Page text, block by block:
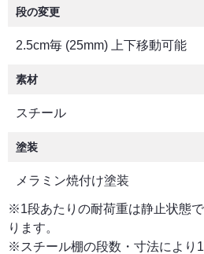
段の変更
2.5cm毎 (25mm) 上下移動可能
素材
スチール
塗装
メラミン焼付け塗装
※1段あたりの耐荷重は静止状態
ります。
※スチール棚の段数・寸法により